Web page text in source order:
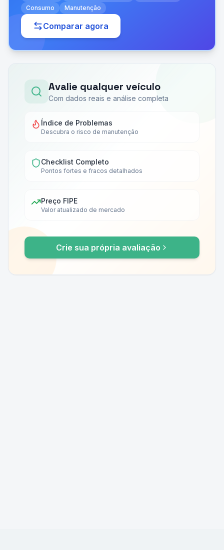
Consumo
Manutenção
Comparar agora
Avalie qualquer veículo
Com dados reais e análise completa
Índice de Problemas
Descubra o risco de manutenção
Checklist Completo
Pontos fortes e fracos detalhados
Preço FIPE
Valor atualizado de mercado
Crie sua própria avaliação